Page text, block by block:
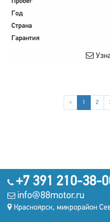
Год
Страна
Гарантия
< 1 (current)
2
+7 391 210-38-
info@88motor.ru
Красноярск, микрорайон